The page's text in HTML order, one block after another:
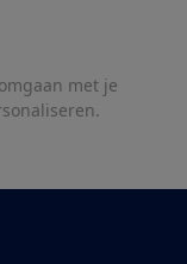
met je